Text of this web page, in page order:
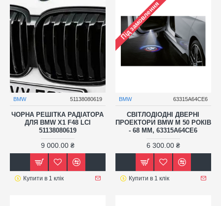
BMW 51138080619
ЧОРНА РЕШІТКА РАДІАТОРА
ДЛЯ BMW X1 F48 LCI
51138080619
9 000.00 ₴
Купити в 1 клік
Під замовлення
BMW 63315A64CE6
СВІТЛОДІОДНІ ДВЕРНІ
ПРОЕКТОРИ BMW M 50 РОКІВ
- 68 ММ, 63315A64CE6
6 300.00 ₴
Купити в 1 клік